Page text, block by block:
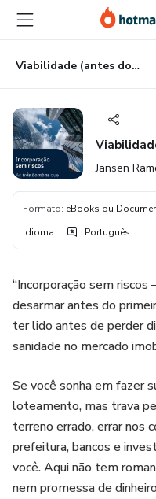
para
conteúdo
principal
para
pagamento
para
rodapé
Viabilidade (antes do primeiro tijolo)
Jansen
Formato: eBooks ou
Idioma: Português
“Incorporação sem
desarmar antes do
ter lido antes de perder
sanidade no mercado
Se você sonha em fazer
loteamento, mas trava
terreno errado, errar nos
prefeitura, bancos e
você. Aqui não tem
nem promessa de